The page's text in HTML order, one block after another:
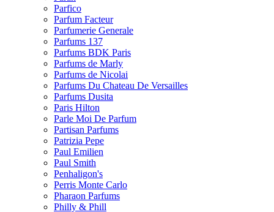
Parfico
Parfum Facteur
Parfumerie Generale
Parfums 137
Parfums BDK Paris
Parfums de Marly
Parfums de Nicolai
Parfums Du Chateau De Versailles
Parfums Dusita
Paris Hilton
Parle Moi De Parfum
Partisan Parfums
Patrizia Pepe
Paul Emilien
Paul Smith
Penhaligon's
Perris Monte Carlo
Pharaon Parfums
Philly & Phill